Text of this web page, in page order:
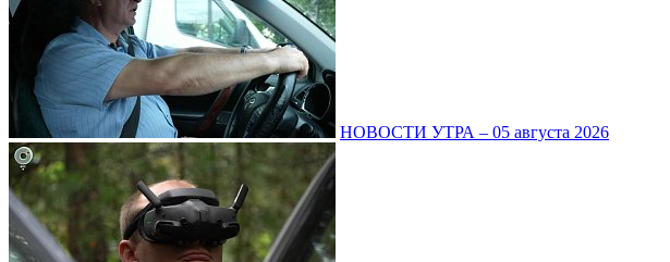
НОВОСТИ УТРА – 05 августа 2026